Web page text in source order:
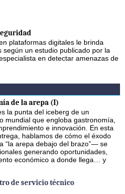
plataformas digitales le brinda
un estudio publicado por la
en detectar amenazas de
de la arepa (I)
la punta del iceberg de un
mundial que engloba gastronomía,
e innovación. En esta
hablamos de cómo el éxodo
“la arepa debajo del brazo”— se
generando oportunidades,
económico a donde llega… y
de servicio técnico